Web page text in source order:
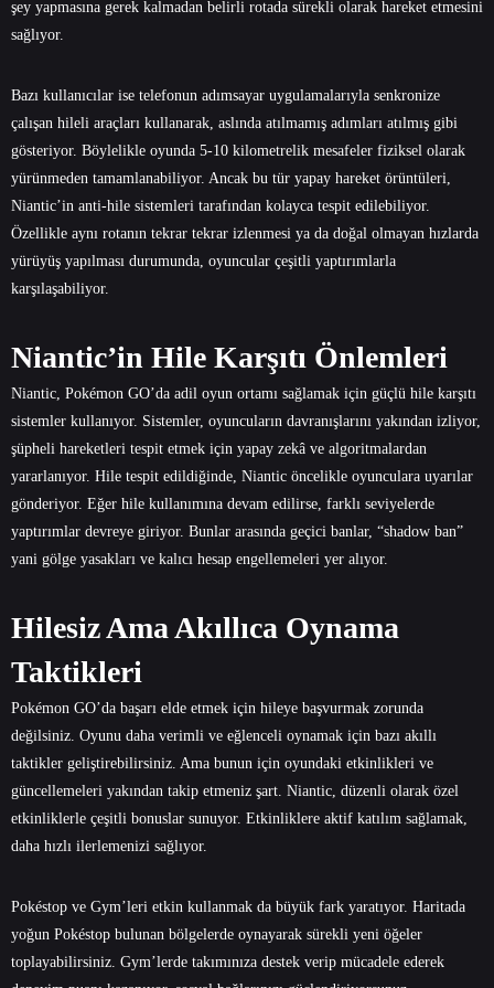
şey yapmasına gerek kalmadan belirli rotada sürekli olarak hareket etmesini
sağlıyor.
Bazı kullanıcılar ise telefonun adımsayar uygulamalarıyla senkronize
çalışan hileli araçları kullanarak, aslında atılmamış adımları atılmış gibi
gösteriyor. Böylelikle oyunda 5-10 kilometrelik mesafeler fiziksel olarak
yürünmeden tamamlanabiliyor. Ancak bu tür yapay hareket örüntüleri,
Niantic’in anti-hile sistemleri tarafından kolayca tespit edilebiliyor.
Özellikle aynı rotanın tekrar tekrar izlenmesi ya da doğal olmayan hızlarda
yürüyüş yapılması durumunda, oyuncular çeşitli yaptırımlarla
karşılaşabiliyor.
Niantic’in Hile Karşıtı Önlemleri
Niantic, Pokémon GO’da adil oyun ortamı sağlamak için güçlü hile karşıtı
sistemler kullanıyor. Sistemler, oyuncuların davranışlarını yakından izliyor,
şüpheli hareketleri tespit etmek için yapay zekâ ve algoritmalardan
yararlanıyor. Hile tespit edildiğinde, Niantic öncelikle oyunculara uyarılar
gönderiyor. Eğer hile kullanımına devam edilirse, farklı seviyelerde
yaptırımlar devreye giriyor. Bunlar arasında geçici banlar, “shadow ban”
yani gölge yasakları ve kalıcı hesap engellemeleri yer alıyor.
Hilesiz Ama Akıllıca Oynama
Taktikleri
Pokémon GO’da başarı elde etmek için hileye başvurmak zorunda
değilsiniz. Oyunu daha verimli ve eğlenceli oynamak için bazı akıllı
taktikler geliştirebilirsiniz. Ama bunun için oyundaki etkinlikleri ve
güncellemeleri yakından takip etmeniz şart. Niantic, düzenli olarak özel
etkinliklerle çeşitli bonuslar sunuyor. Etkinliklere aktif katılım sağlamak,
daha hızlı ilerlemenizi sağlıyor.
Pokéstop ve Gym’leri etkin kullanmak da büyük fark yaratıyor. Haritada
yoğun Pokéstop bulunan bölgelerde oynayarak sürekli yeni öğeler
toplayabilirsiniz. Gym’lerde takımınıza destek verip mücadele ederek